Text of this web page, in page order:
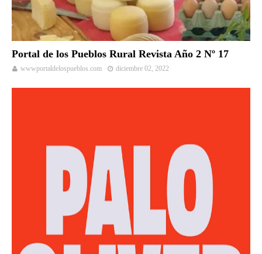
Portal de los Pueblos Rural Revista Año 2 Nº 17
wwwportaldelospueblos.com diciembre 02, 2022